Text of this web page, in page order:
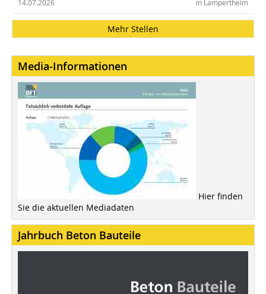
in Lampertheim
14.07.2026
Mehr Stellen
Media-Informationen
Hier finden
Sie die aktuellen Mediadaten
Jahrbuch Beton Bauteile